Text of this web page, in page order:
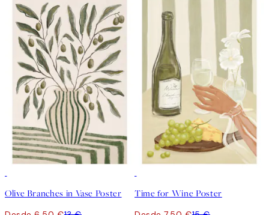
Olive Branches in Vase Poster Time for Wine Poster